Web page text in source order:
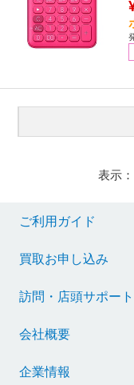
表示
ご利用ガイド
買取お申し込み
訪問・店頭サポート
会社概要
企業情報